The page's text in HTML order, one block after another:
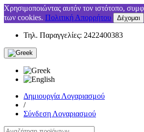
Χρησιμοποιώντας αυτόν τον ιστότοπο,
των cookies. Πολιτική Απορρήτου Δέχομαι
Τηλ. Παραγγελίες: 2422400383
Δημιουργία Λογαριασμού
/
Σύνδεση Λογαριασμού